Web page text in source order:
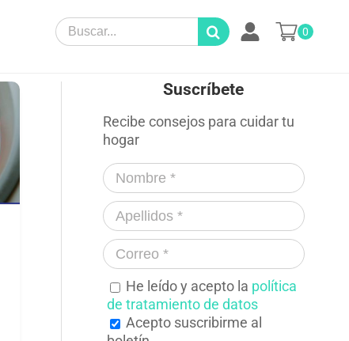
Search
for:
0
Suscríbete
Recibe consejos para cuidar tu
hogar
He leído y acepto la política
de tratamiento de datos
Acepto suscribirme al